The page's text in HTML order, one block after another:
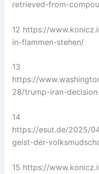
retrieved-from-
12 https://
in-flammen-stehen/
13
https://
28/trump-iran-
14
https://esut.de/2025/
geist-der-
15 https://